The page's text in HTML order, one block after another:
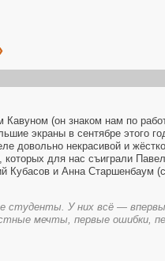
(он знаком нам по
экраны в сентябре этого
довольно некрасивой и
для нас съиграли
Кубасов и Анна Старшенбаум
У них всё —
мечты, первые ошибки,